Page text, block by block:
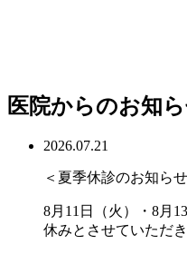
医院からのお知
2026.07.21
＜夏季休診のお知ら
8月11日（火）・8月
休みとさせていただき